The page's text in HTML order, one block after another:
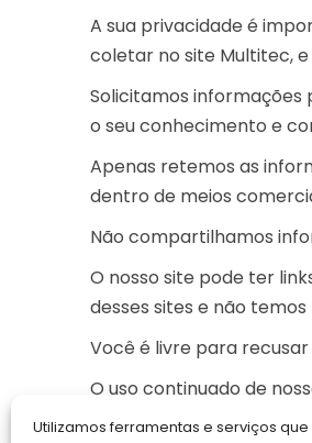
Utilizamos ferramentas e serviços que
A sua privacidade é
coletar no site Multitec,
Solicitamos informações
o seu conhecimento e
Apenas retemos as
dentro de meios
Não compartilhamos
O nosso site pode ter
desses sites e não
Você é livre para
O uso continuado de
alguma dúvida sobre